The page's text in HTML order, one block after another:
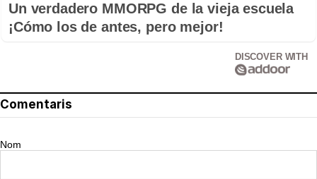
Un verdadero MMORPG de la vieja escuela
¡Cómo los de antes, pero mejor!
DISCOVER WITH
Comentaris
Nom